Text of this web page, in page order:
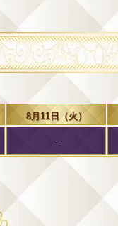
ルックス・スタイル
マナー・接客態度
トリートメント技術
コメント：施術良かったで
投稿者：＊＊ダ＊＊＊ 様
ルックス・スタイル
マナー・接客態度
満足度
8月11日（火）
-